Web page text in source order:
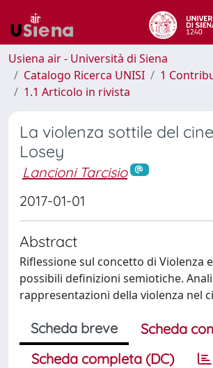
Usiena air - Università di Siena
Catalogo Ricerca UNISI
1
1.1 Articolo in rivista
La violenza sottile del
Losey
Lancioni Tarcisio
2017-01-01
Abstract
Riflessione sul concetto di Violenza
possibili definizioni semiotiche.
rappresentazioni della violenza nel
Scheda breve
Scheda
Scheda completa (DC)